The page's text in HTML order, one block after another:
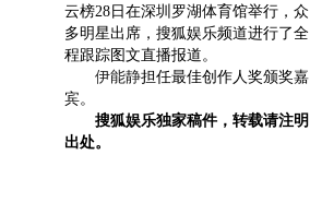
云榜28日在深圳罗湖体育馆举行，众
多明星出席，搜狐娱乐频道进行了全
程跟踪图文直播报道。
伊能静担任最佳创作人奖颁奖嘉
宾。
搜狐娱乐独家稿件，转载请注明
出处。